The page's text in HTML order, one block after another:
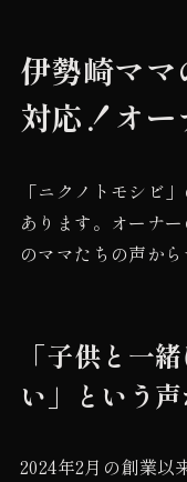
伊勢崎マ
対応！オ
「ニクノトモシビ
あります。オーナ
のママたちの声か
「子供と一
い」という声
2024年2月の創業以